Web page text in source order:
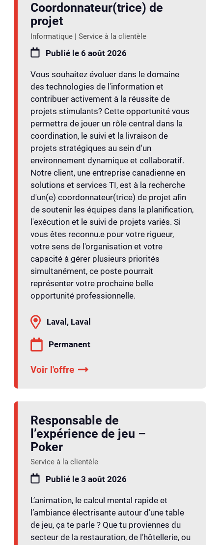
Coordonnateur(trice) de
projet
Informatique | Service à la clientèle
Publié le 6 août 2026
Vous souhaitez évoluer dans le domaine
des technologies de l'information et
contribuer activement à la réussite de
projets stimulants? Cette opportunité vous
permettra de jouer un rôle central dans la
coordination, le suivi et la livraison de
projets stratégiques au sein d'un
environnement dynamique et collaboratif.
Notre client, une entreprise canadienne en
solutions et services TI, est à la recherche
d'un(e) coordonnateur(trice) de projet afin
de soutenir les équipes dans la planification,
l'exécution et le suivi de projets variés. Si
vous êtes reconnu.e pour votre rigueur,
votre sens de l'organisation et votre
capacité à gérer plusieurs priorités
simultanément, ce poste pourrait
représenter votre prochaine belle
opportunité professionnelle.
Laval, Laval
Permanent
Voir l'offre
Responsable de
l’expérience de jeu –
Poker
Service à la clientèle
Publié le 3 août 2026
L’animation, le calcul mental rapide et
l’ambiance électrisante autour d’une table
de jeu, ça te parle ? Que tu proviennes du
secteur de la restauration, de l’hôtellerie, ou